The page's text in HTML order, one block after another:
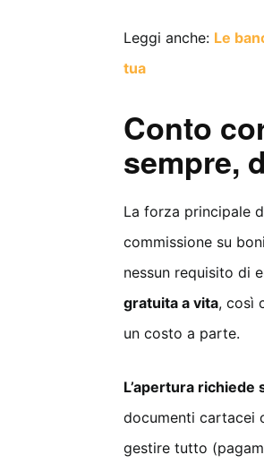
Leggi anche: Le
tua
Conto
sempre,
La forza principale
commissione su
nessun requisito di
gratuita a vita, così
un costo a parte.
L’apertura richiede
documenti cartacei
gestire tutto